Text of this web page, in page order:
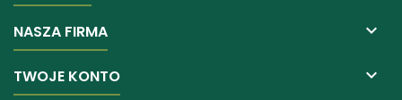
NASZA FIRMA 
TWOJE KONTO 